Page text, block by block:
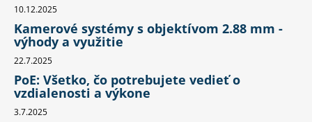
10.12.2025
Kamerové systémy s objektívom 2.88 mm -
výhody a využitie
22.7.2025
PoE: Všetko, čo potrebujete vedieť o
vzdialenosti a výkone
3.7.2025